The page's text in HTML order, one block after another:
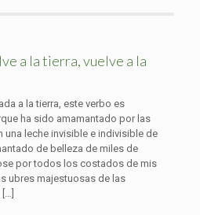
a la tierra, vuelve a la
a la tierra, este verbo es
ha sido amamantado por las
una leche invisible e indivisible de
de belleza de miles de
por todos los costados de mis
ubres majestuosas de las
[…]